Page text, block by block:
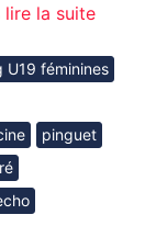
lire la suite
U19 féminines
pinguet